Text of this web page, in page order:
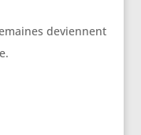
deviennent